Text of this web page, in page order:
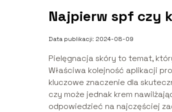
Najpierw spf czy
Data publikacji: 2024-08-09
Pielęgnacja skóry to temat,
Właściwa kolejność aplikacji
kluczowe znaczenie dla
czy może jednak krem
odpowiedzieć na najczęściej